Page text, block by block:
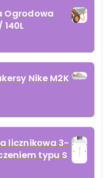
Ogrodowa
Nike M2K
licznikowa 3-
typu S